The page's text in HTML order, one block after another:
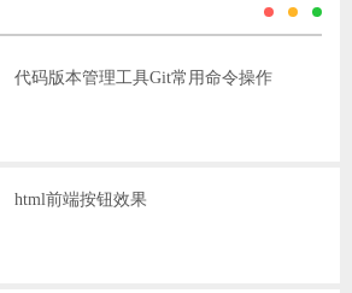
代码版本管理工具Git常用命令操作
html前端按钮效果